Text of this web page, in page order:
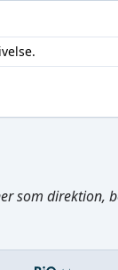
som direktion,